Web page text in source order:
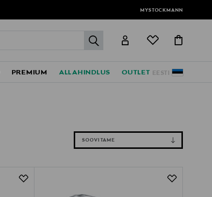
MYSTOCKMANN
label.header.go
EESTI
PREMIUM ALLAHINDLUS OUTLET
SOOVITAME